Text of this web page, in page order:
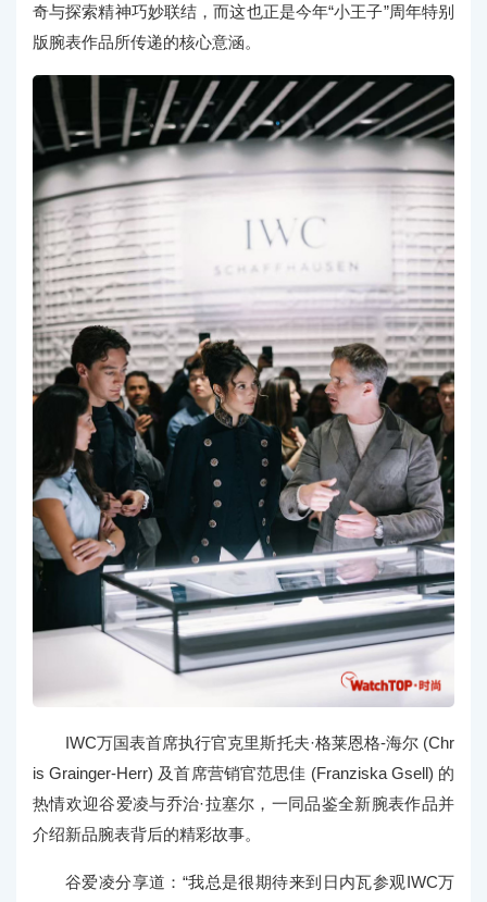
奇与探索精神巧妙联结，而这也正是今年“小王子”周年特别
版腕表作品所传递的核心意涵。
IWC万国表首席执行官克里斯托夫·格莱恩格-海尔 (Chr
is Grainger-Herr) 及首席营销官范思佳 (Franziska Gsell) 的
热情欢迎谷爱凌与乔治·拉塞尔，一同品鉴全新腕表作品并
介绍新品腕表背后的精彩故事。
谷爱凌分享道：“我总是很期待来到日内瓦参观IWC万